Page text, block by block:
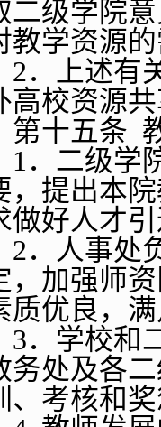
二级学院
教学资源
2．上述有
高校资源
第十五条
1．二级学
，提出本
做好人才
2．人事处
，加强师
质优良，
3．学校和
务处及各
、考核和